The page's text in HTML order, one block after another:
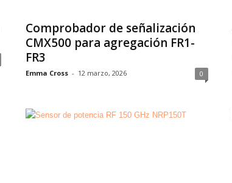
Comprobador de señalización
CMX500 para agregación FR1-
FR3
Emma Cross - 12 marzo, 2026 0